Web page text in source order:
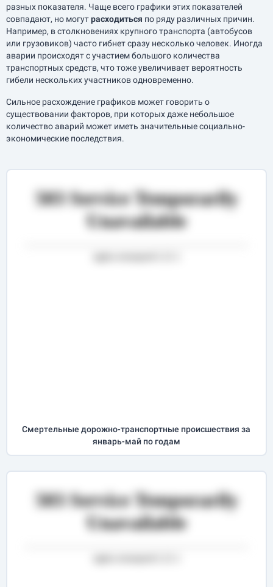
разных показателя. Чаще всего графики этих показателей
совпадают, но могутрасходиться по ряду различных причин.
Например, в столкновениях крупного транспорта (автобусов
или грузовиков) часто гибнет сразу несколько человек. Иногда
аварии происходят с участием большого количества
транспортных средств, что тоже увеличивает вероятность
гибели нескольких участников одновременно.
Сильное расхождение графиков может говорить о
существовании факторов, при которых даже небольшое
количество аварий может иметь значительные социально-
экономические последствия.
Cмертельные дорожно-транспортные происшествия за
январь-майпо годам